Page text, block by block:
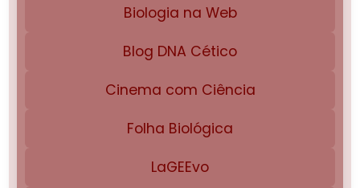
Biologia na Web
Blog DNA Cético
Cinema com Ciência
Folha Biológica
LaGEEvo